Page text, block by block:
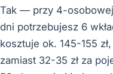
Tak — przy 4-
dni potrzebujesz 6
kosztuje ok. 145-155
zamiast 32-35 zł za